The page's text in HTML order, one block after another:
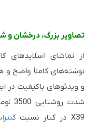
تصاویر بزرگ، درخشان و
از تماشای اسلایدهای
نوشته‌های کاملاً واضح و
شدت روشنایی 3500 لومنی ویدئو پروژکتور
X39در کنار نسبت